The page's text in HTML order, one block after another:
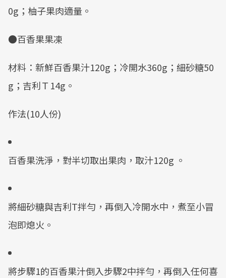
0g；柚子果肉適量。
●百香果果凍
材料：新鮮百香果汁120g；冷開水360g；細砂糖50
g；吉利Ｔ14g。
作法(10人份)
百香果洗淨，對半切取出果肉，取汁120g 。
將細砂糖與吉利T拌勻，再倒入冷開水中，煮至小冒
泡即熄火。
將步驟1的百香果汁倒入步驟2中拌勻，再倒入任何喜